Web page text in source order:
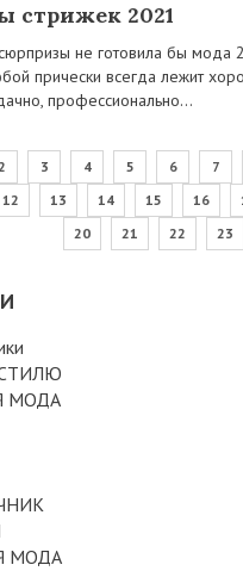
стрижек 2021
не готовила бы мода
прически всегда лежит
профессионально…
3 4 5 6 7
12 13 14 15 16
20
21 22 23
МОДА
МОДА